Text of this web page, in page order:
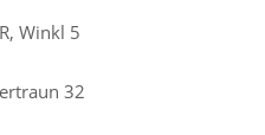
Winkl 5
32